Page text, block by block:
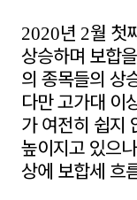
2020년 2월 첫
상승하며 보합
의 종목들의 상
다만 고가대 이
가 여전히 쉽지
높이지고 있으
상에 보합세 흐